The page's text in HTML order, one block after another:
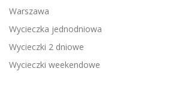
Warszawa
Wycieczka jednodniowa
Wycieczki 2 dniowe
Wycieczki weekendowe